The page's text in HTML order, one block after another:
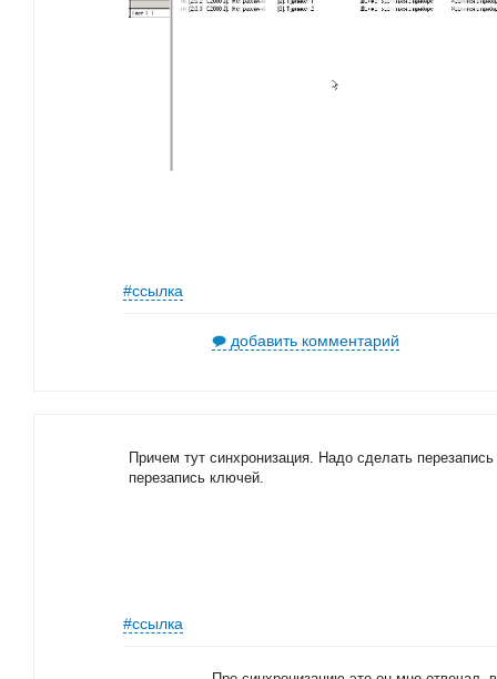
#ссылка
добавить комментарий
Причем тут синхронизация. Надо сделать
перезапись ключей.
#ссылка